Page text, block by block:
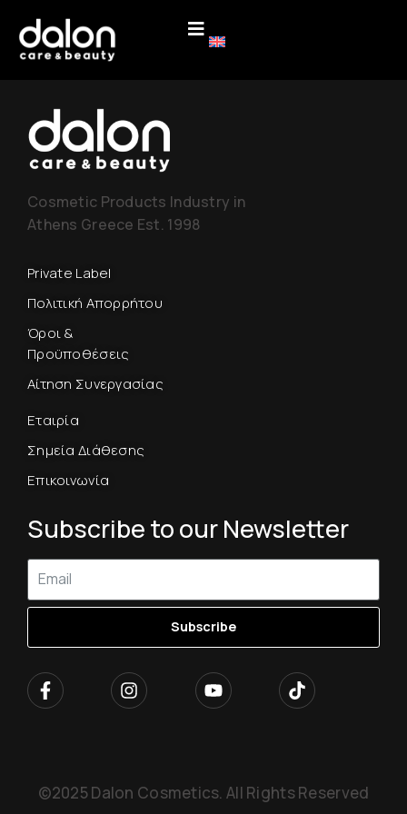
Cosmetic Products Industry in
Athens Greece Est. 1998
Private Label
Πολιτική Απορρήτου
Όροι &
Προϋποθέσεις
Αίτηση Συνεργασίας
Εταιρία
Σημεία Διάθεσης
Επικοινωνία
Subscribe to our Newsletter
Subscribe
©2025 Dalon Cosmetics. All Rights Reserved